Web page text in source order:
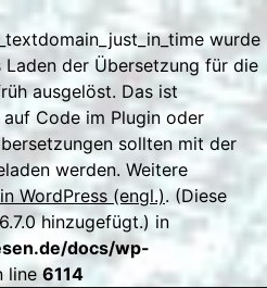
wurde
Laden der Übersetzung für die
ausgelöst. Das ist
Code im Plugin oder
sollten mit der
werden. Weitere
WordPress (engl.). (Diese
hinzugefügt.) in
docs/wp-
line6114